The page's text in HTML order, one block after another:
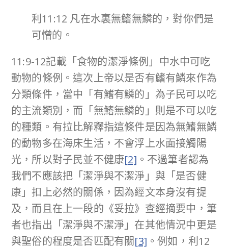
利11:12 凡在水裏無鰭無鱗的，對你們是
可憎的。
11:9-12記載「食物的潔淨條例」中水中可吃
動物的條例。這次上帝以是否有鰭有鱗來作為
分類條件，當中「有鰭有鱗的」為子民可以吃
的主流類別，而「無鰭無鱗的」則是不可以吃
的種類。有拉比解釋指這條件是因為無鰭無鱗
的動物多在海床生活，不會浮上水面接觸陽
光，所以對子民並不健康[2] 。不過筆者認為
我們不應該把「潔淨與不潔淨」與「是否健
康」扣上必然的關係，因為經文本身沒有提
及，而且在上一段的《妥拉》查經摘要中，筆
者也指出「潔淨與不潔淨」在其他情況中更是
與聖俗的程度是否匹配有關[3] 。例如，利12